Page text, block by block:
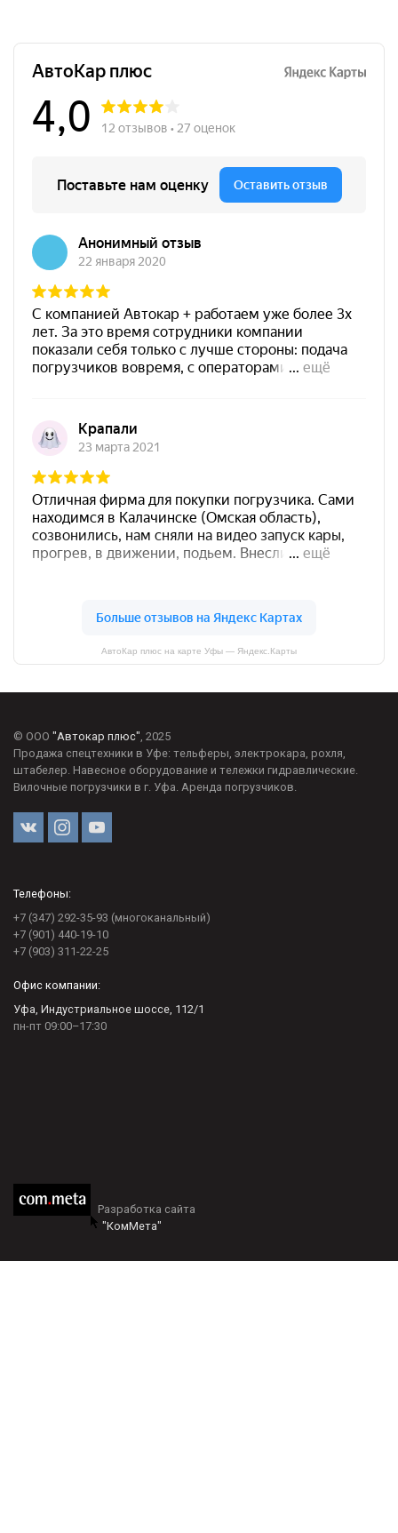
АвтоКар плюс на карте Уфы — Яндекс.Карты
© ООО "Автокар плюс", 2025
Продажа спецтехники в Уфе: тельферы, электрокара, рохля,
штабелер. Навесное оборудование и тележки гидравлические.
Вилочные погрузчики в г. Уфа. Аренда погрузчиков.
Телефоны:
+7 (347) 292-35-93 (многоканальный)
+7 (901) 440-19-10
+7 (903) 311-22-25
Офис компании:
Уфа, Индустриальное шоссе, 112/1
пн-пт 09:00–17:30
Разработка сайта
"КомМета"